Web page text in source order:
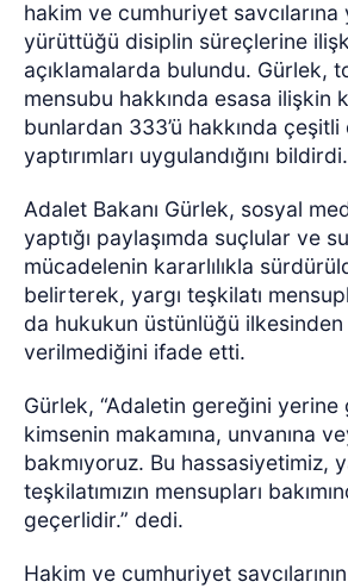
hakim ve cumhuriyet savcılarına
yürüttüğü disiplin süreçlerine
açıklamalarda bulundu. Gürlek,
mensubu hakkında esasa ilişkin
bunlardan 333’ü hakkında çeşitli
yaptırımları uygulandığını bildirdi.
Adalet Bakanı Gürlek, sosyal
yaptığı paylaşımda suçlular ve
mücadelenin kararlılıkla
belirterek, yargı teşkilatı
da hukukun üstünlüğü
verilmediğini ifade etti.
Gürlek, “Adaletin gereğini yerine
kimsenin makamına, unvanına
bakmıyoruz. Bu hassasiyetimiz,
teşkilatımızın mensupları
geçerlidir.” dedi.
Hakim ve cumhuriyet